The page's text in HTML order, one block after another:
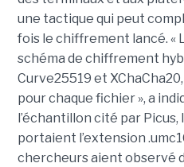
une tactique qui peut
fois le chiffrement lancé. «
schéma de chiffrement
Curve25519 et
pour chaque fichier », a
l’échantillon cité par
portaient l’extension
chercheurs aient observé